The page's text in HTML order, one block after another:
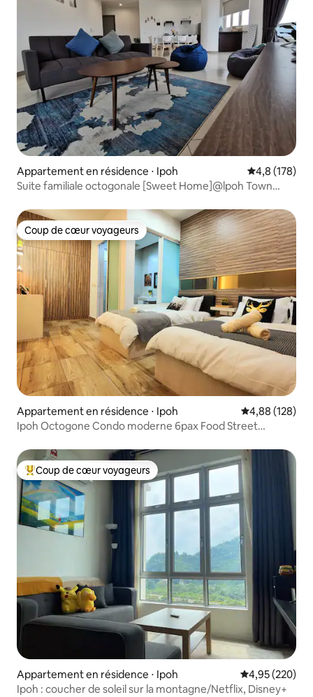
Appartement en résidence ⋅ Ipoh Évaluation
4,8 (178)
Suite familiale octogonale [Sweet Home]@lpoh Town
Coup de cœur voyageurs
Coup de cœur voyageurs
Appartement en résidence ⋅ Ipoh Évaluation
4,88 (128)
Ipoh Octogone Condo moderne 6pax Food Street
Coups de cœur voyageurs les plus appréciés
Coup de cœur voyageurs
Appartement en résidence ⋅ Ipoh Évaluation
4,95 (220)
Ipoh : coucher de soleil sur la montagne/Netflix, Disney+